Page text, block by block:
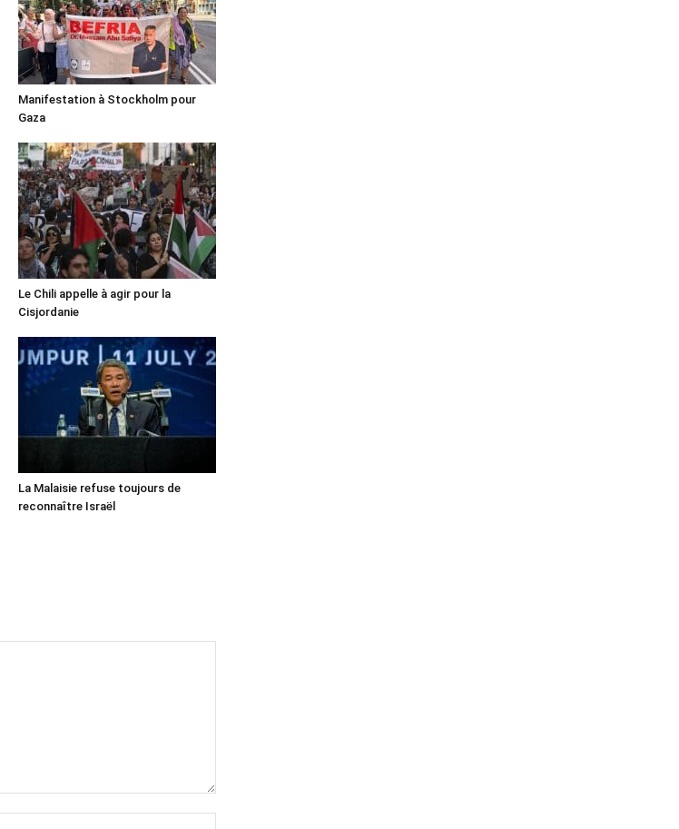
Manifestation à Stockholm pour
Gaza
Le Chili appelle à agir pour la
Cisjordanie
La Malaisie refuse toujours de